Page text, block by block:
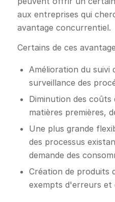
aux entreprises qui
avantage concurrentiel.
Certains de ces
Amélioration du suivi
surveillance des
Diminution des
matières premières,
Une plus grande
des processus
demande des
Création de produits
exempts d'erreurs et